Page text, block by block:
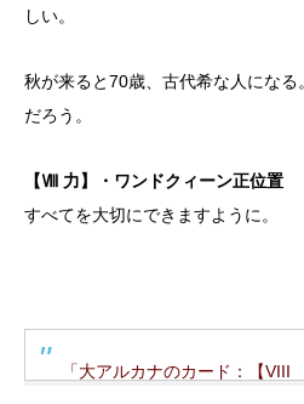
しい。
秋が来ると70歳、古代希な人にな
だろう。
【Ⅷ 力】・ワンドクィーン正位置
すべてを大切にできますように。
「大アルカナのカード：【VIII